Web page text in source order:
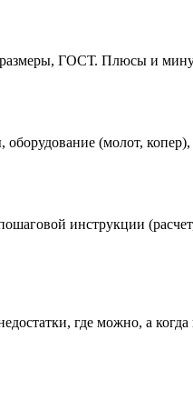
размеры, ГОСТ. Плюсы и
(молот, копер),
инструкции
где можно, а когда